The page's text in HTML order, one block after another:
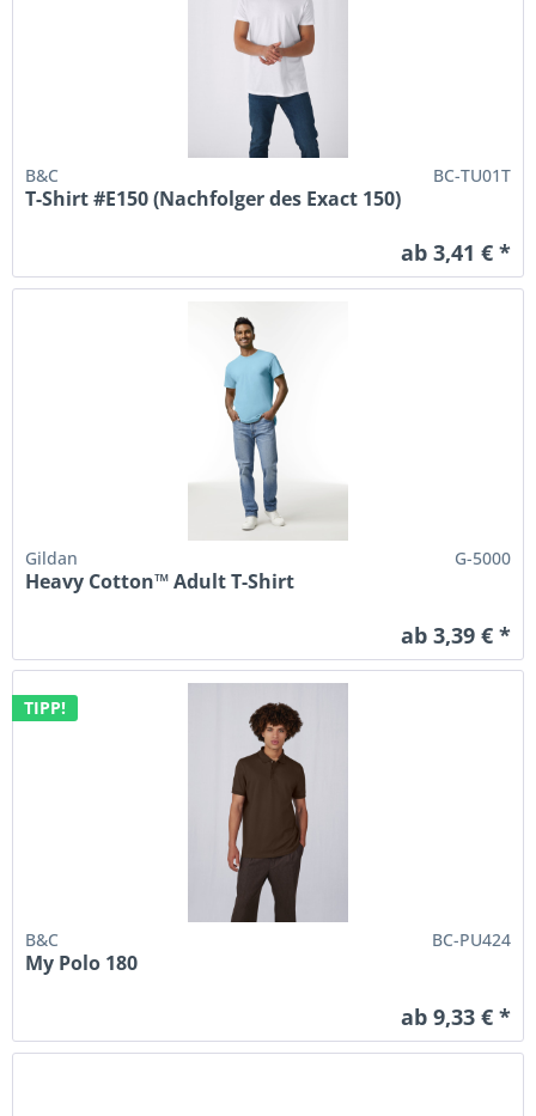
B&C BC-TU01T
T-Shirt #E150 (Nachfolger des Exact 150)
ab 3,41 € *
Gildan G-5000
Heavy Cotton™ Adult T-Shirt
ab 3,39 € *
TIPP!
B&C BC-PU424
My Polo 180
ab 9,33 € *